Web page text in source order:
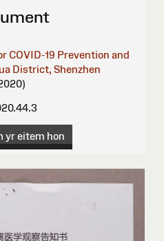
COVID-19 Prevention and
District, Shenzhen
yr eitem hon